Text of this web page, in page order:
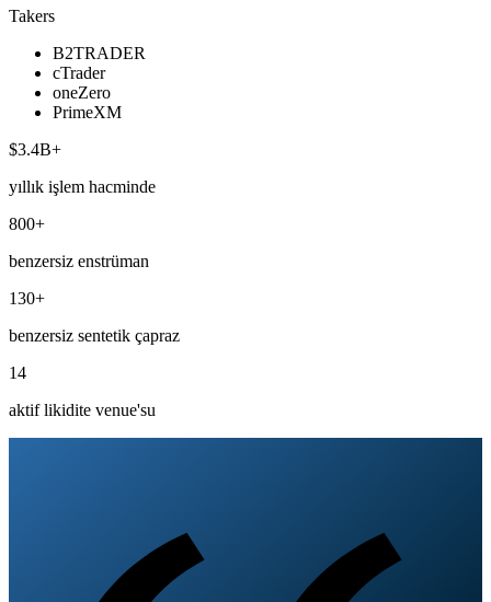
Takers
B2TRADER
cTrader
oneZero
PrimeXM
$3.4B+
yıllık işlem hacminde
800+
benzersiz enstrüman
130+
benzersiz sentetik çapraz
14
aktif likidite venue'su